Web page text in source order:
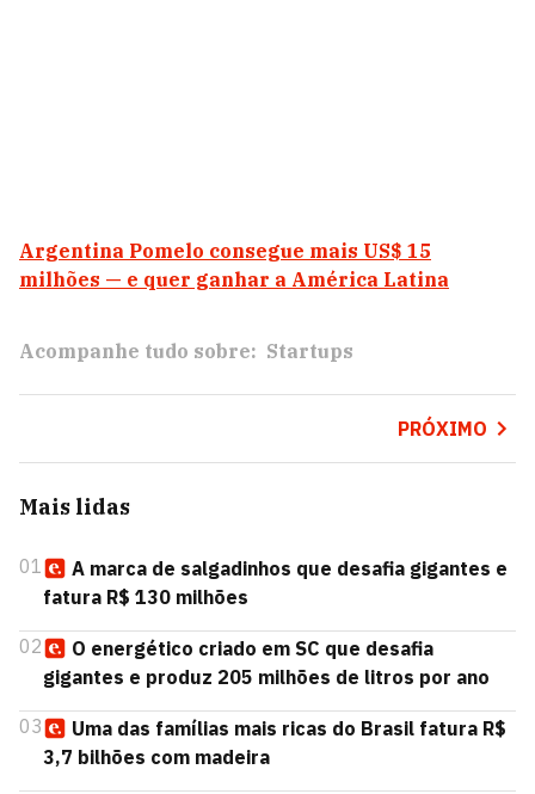
Argentina Pomelo consegue mais US$ 15
milhões — e quer ganhar a América Latina
Acompanhe tudo sobre: Startups
PRÓXIMO
Mais lidas
01
A marca de salgadinhos que desafia gigantes e
fatura R$ 130 milhões
02
O energético criado em SC que desafia
gigantes e produz 205 milhões de litros por ano
03
Uma das famílias mais ricas do Brasil fatura R$
3,7 bilhões com madeira